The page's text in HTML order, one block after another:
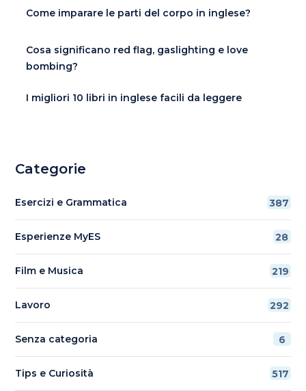
Come imparare le parti del corpo in inglese?
Cosa significano red flag, gaslighting e love
bombing?
I migliori 10 libri in inglese facili da leggere
Categorie
Esercizi e Grammatica 387
Esperienze MyES 28
Film e Musica 219
Lavoro 292
Senza categoria 6
Tips e Curiosità 517